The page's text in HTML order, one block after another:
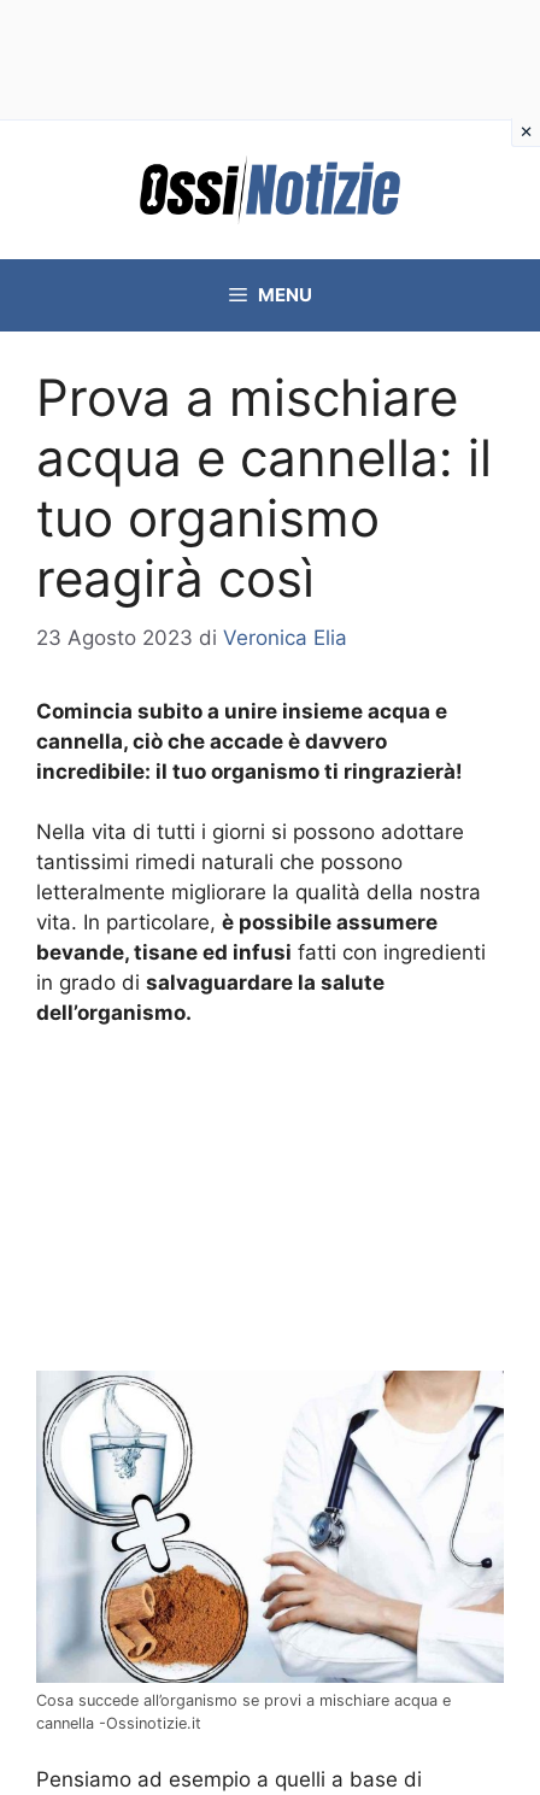
MENU
Prova a mischiare
acqua e cannella: il
tuo organismo
reagirà così
23 Agosto 2023 di Veronica Elia
Comincia subito a unire insieme acqua e
cannella, ciò che accade è davvero
incredibile: il tuo organismo ti ringrazierà!
Nella vita di tutti i giorni si possono adottare
tantissimi rimedi naturali che possono
letteralmente migliorare la qualità della nostra
vita. In particolare, è possibile assumere
bevande, tisane ed infusi fatti con ingredienti
in grado di salvaguardare la salute
dell’organismo.
Cosa succede all’organismo se provi a mischiare acqua e
cannella -Ossinotizie.it
Pensiamo ad esempio a quelli a base di